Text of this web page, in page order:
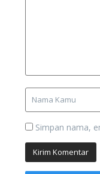
Simpan nama,